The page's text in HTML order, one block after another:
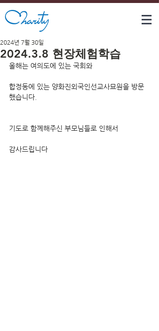
2024.3.8 현장체험학습
2024년 7월 30일
올해는 여의도에 있는 국회와
합정동에 있는 양화진외국인선교사묘원을 방문
했습니다.
기도로 함께해주신 부모님들로 인해서
감사드립니다